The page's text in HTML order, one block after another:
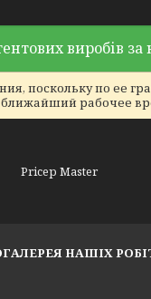
виробів
поскольку по ее
ближайший рабочее
Pricep Master
НАШІХ